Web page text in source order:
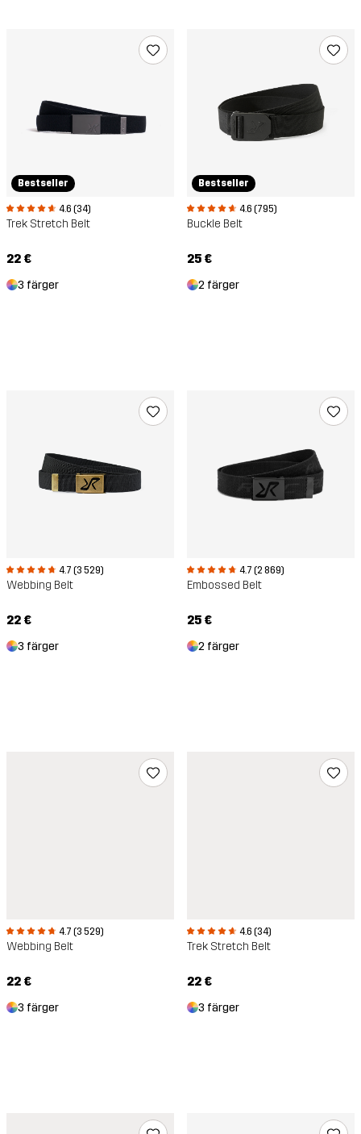
Bestseller
4.6 (34)
Trek Stretch Belt
22 €
3 färger
Bestseller
4.6 (795)
Buckle Belt
25 €
2 färger
4.7 (3 529)
Webbing Belt
22 €
3 färger
4.7 (2 869)
Embossed Belt
25 €
2 färger
4.7 (3 529)
Webbing Belt
22 €
3 färger
4.6 (34)
Trek Stretch Belt
22 €
3 färger